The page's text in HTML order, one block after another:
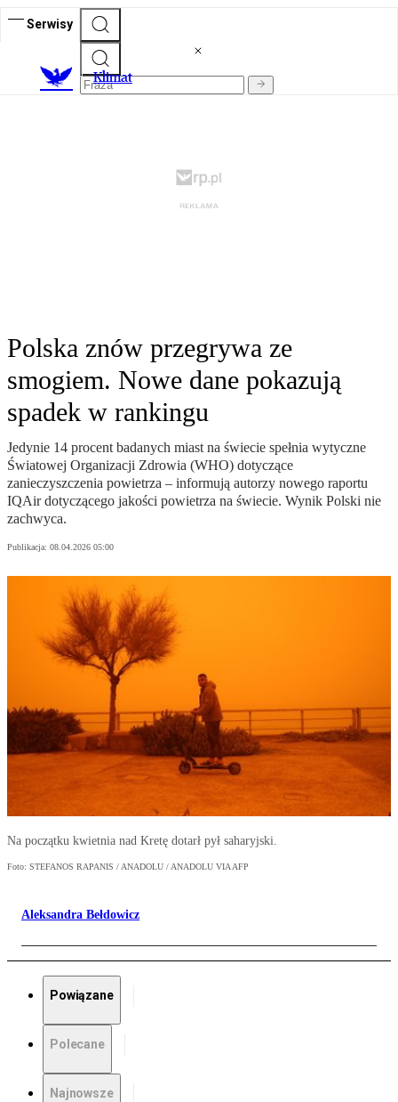
Serwisy
Klimat
Polska znów przegrywa ze
smogiem. Nowe dane pokazują
spadek w rankingu
Jedynie 14 procent badanych miast na świecie spełnia wytyczne
Światowej Organizacji Zdrowia (WHO) dotyczące
zanieczyszczenia powietrza – informują autorzy nowego raportu
IQAir dotyczącego jakości powietrza na świecie. Wynik Polski nie
zachwyca.
Publikacja: 08.04.2026 05:00
Na początku kwietnia nad Kretę dotarł pył saharyjski.
Foto: STEFANOS RAPANIS / ANADOLU / ANADOLU VIA AFP
Aleksandra Bełdowicz
Powiązane
Polecane
Najnowsze